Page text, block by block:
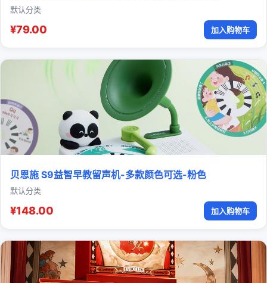
默认分类
¥79.00 加入购物车
贝恩施 S9益智早教留声机-多款颜色可选-粉色
默认分类
¥148.00 加入购物车